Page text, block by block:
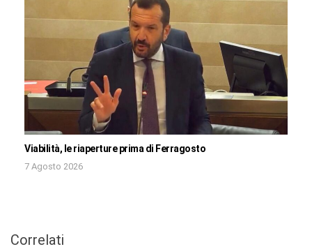
Viabilità, le riaperture prima di Ferragosto
7 Agosto 2026
Correlati